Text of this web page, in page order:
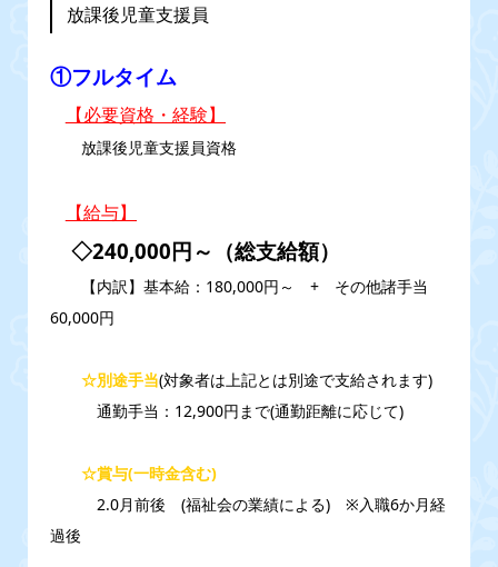
放課後児童支援員
①フルタイム
【必要資格・経験】
放課後児童支援員資格
【給与】
◇240,000円～（総支給額）
【内訳】基本給：180,000円～ + その他諸手当
60,000円
☆別途手当(対象者は上記とは別途で支給されます)
通勤手当：12,900円まで(通勤距離に応じて)
☆賞与(一時金含む)
2.0月前後 (福祉会の業績による) ※入職6か月経
過後